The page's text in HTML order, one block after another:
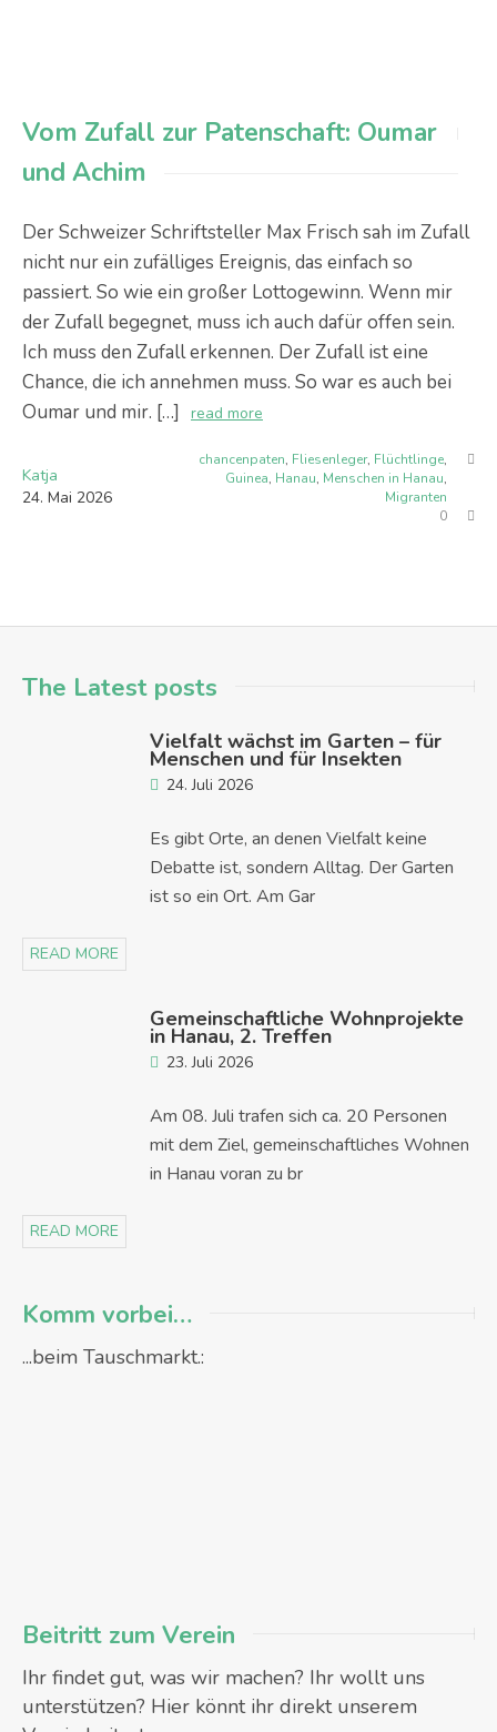
Vom Zufall zur Patenschaft: Oumar
und Achim
Der Schweizer Schriftsteller Max Frisch sah im Zufall
nicht nur ein zufälliges Ereignis, das einfach so
passiert. So wie ein großer Lottogewinn. Wenn mir
der Zufall begegnet, muss ich auch dafür offen sein.
Ich muss den Zufall erkennen. Der Zufall ist eine
Chance, die ich annehmen muss. So war es auch bei
Oumar und mir. […]
read more
Katja
24. Mai 2026
chancenpaten, Fliesenleger, Flüchtlinge,
Guinea, Hanau, Menschen in Hanau,
Migranten
0
The Latest posts
Vielfalt wächst im Garten – für
Menschen und für Insekten
24. Juli 2026
Es gibt Orte, an denen Vielfalt keine
Debatte ist, sondern Alltag. Der Garten
ist so ein Ort. Am Gar
READ MORE
Gemeinschaftliche Wohnprojekte
in Hanau, 2. Treffen
23. Juli 2026
Am 08. Juli trafen sich ca. 20 Personen
mit dem Ziel, gemeinschaftliches Wohnen
in Hanau voran zu br
READ MORE
Komm vorbei…
...beim Tauschmarkt.:
Beitritt zum Verein
Ihr findet gut, was wir machen? Ihr wollt uns
unterstützen? Hier könnt ihr direkt unserem